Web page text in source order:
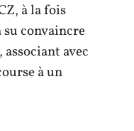
à la fois
convaincre
avec
à un